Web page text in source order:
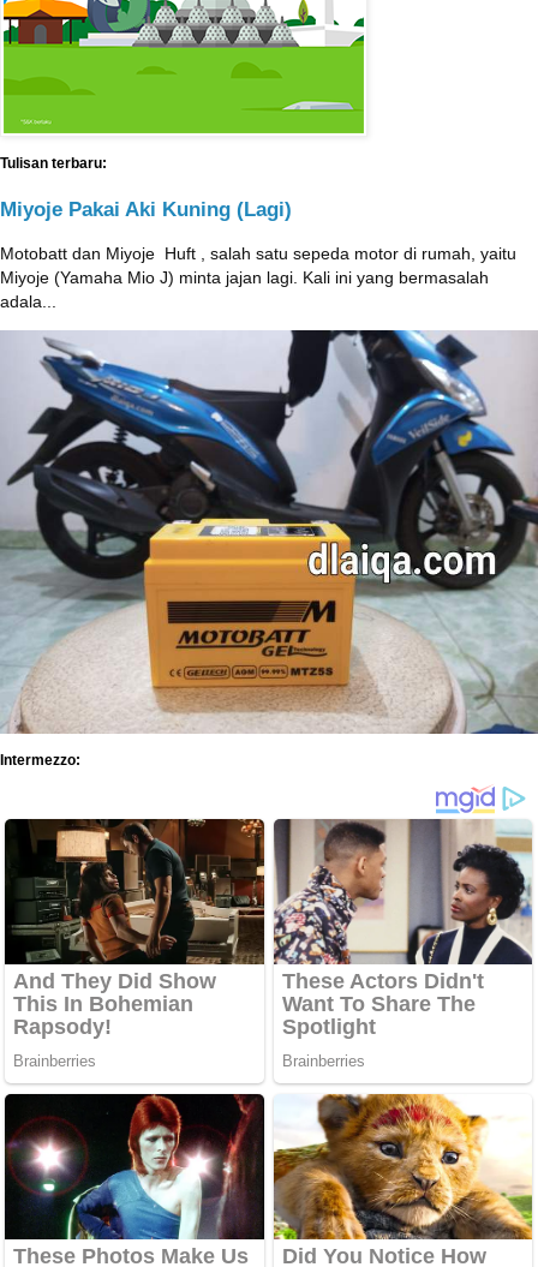
Tulisan terbaru:
Miyoje Pakai Aki Kuning (Lagi)
Motobatt dan Miyoje ‎ Huft , salah satu sepeda motor di rumah, yaitu
Miyoje (Yamaha Mio J) minta jajan lagi. Kali ini yang bermasalah
adala...
Intermezzo: